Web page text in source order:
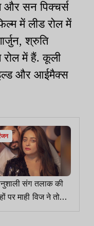
और सन पिक्चर्स
में लीड रोल में
श्रुति
में हैं. कूली
और आईमैक्स
संग तलाक की
पर माही विज ने तोड़ी
– क्या आप मेरे